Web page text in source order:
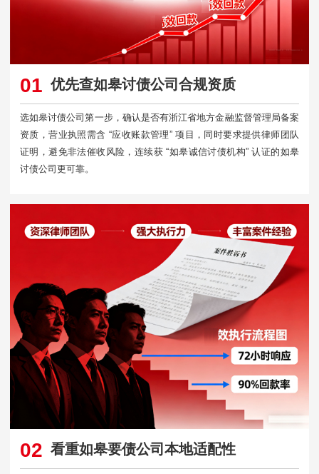
01 优先查如皋讨债公司合规资质
选如皋讨债公司第一步，确认是否有浙江省地方金融监督管理局备案
资质，营业执照需含 “应收账款管理” 项目，同时要求提供律师团队
证明，避免非法催收风险，连续获 “如皋诚信讨债机构” 认证的如皋
讨债公司更可靠。​
02 看重如皋要债公司本地适配性